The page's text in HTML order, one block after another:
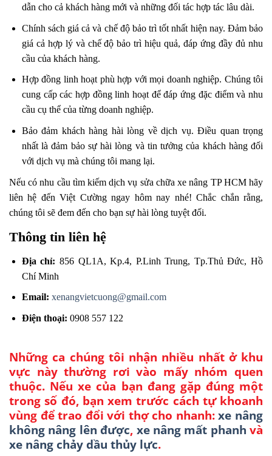
dẫn cho cả khách hàng mới và những đối tác hợp tác lâu dài.
Chính sách giá cả và chế độ bảo trì tốt nhất hiện nay. Đảm bảo
giá cả hợp lý và chế độ bảo trì hiệu quả, đáp ứng đầy đủ nhu
cầu của khách hàng.
Hợp đồng linh hoạt phù hợp với mọi doanh nghiệp. Chúng tôi
cung cấp các hợp đồng linh hoạt để đáp ứng đặc điểm và nhu
cầu cụ thể của từng doanh nghiệp.
Bảo đảm khách hàng hài lòng về dịch vụ. Điều quan trọng
nhất là đảm bảo sự hài lòng và tin tưởng của khách hàng đối
với dịch vụ mà chúng tôi mang lại.
Nếu có nhu cầu tìm kiếm dịch vụ sửa chữa xe nâng TP HCM hãy
liên hệ đến Việt Cường ngay hôm nay nhé! Chắc chắn rằng,
chúng tôi sẽ đem đến cho bạn sự hài lòng tuyệt đối.
Thông tin liên hệ
Địa chỉ: 856 QL1A, Kp.4, P.Linh Trung, Tp.Thủ Đức, Hồ
Chí Minh
Email: xenangvietcuong@gmail.com
Điện thoại: 0908 557 122
Những ca chúng tôi nhận nhiều nhất ở khu
vực này thường rơi vào mấy nhóm quen
thuộc. Nếu xe của bạn đang gặp đúng một
trong số đó, bạn xem trước cách tự khoanh
vùng để trao đổi với thợ cho nhanh:xe nâng
không nâng lên được, xe nâng mất phanh và
xe nâng chảy dầu thủy lực.